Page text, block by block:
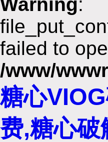
failed to
/www/
糖心
费,糖心